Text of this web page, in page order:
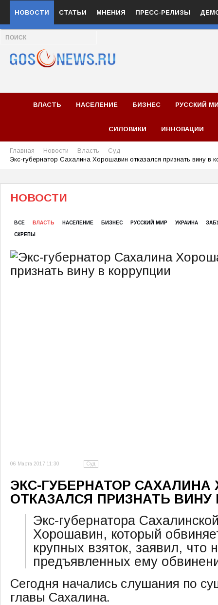
НОВОСТИ СТАТЬИ МНЕНИЯ ПРЕСС-РЕЛИЗЫ
ВЛАСТЬ НАСЕЛЕНИЕ БИЗНЕС РУССКИЙ
СИЛОВИКИ ИННОВАЦИИ
Главная Новости Власть
Суд
Экс-губернатор Сахалина Хорошавин отказался признать вину в
НОВОСТИ
ВСЕ ВЛАСТЬ НАСЕЛЕНИЕ БИЗНЕС РУССКИЙ МИР УКРАИНА
СКРЕПЫ
06 Марта 2017 11:30 Суд
ЭКС-ГУБЕРНАТОР
ОТКАЗАЛСЯ ПРИЗНАТЬ ВИНУ
Экс-губернатора
Хорошавин, который
крупных взяток, заявил, что
предъявленных ему
Сегодня начались слушания по
главы Сахалина.